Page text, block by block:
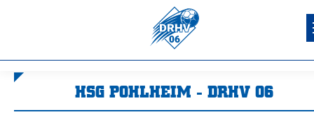
HSG POHLHEIM - DRHV 06